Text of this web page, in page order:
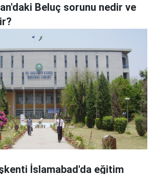
Beluç sorunu nedir ve
İslamabad'da eğitim